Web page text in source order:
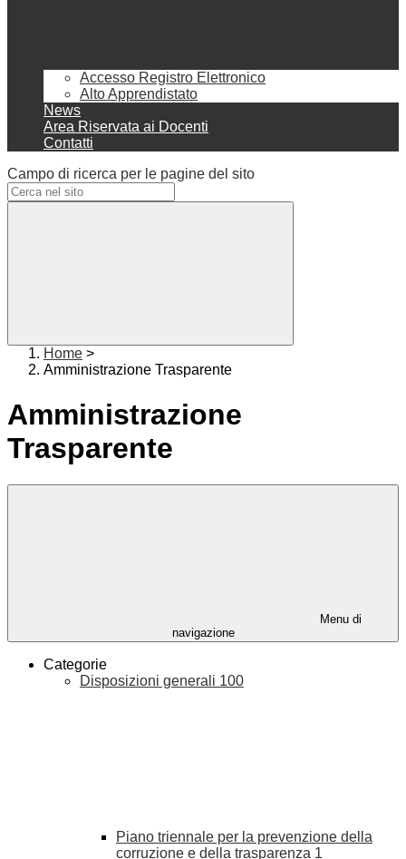
Accesso Registro Elettronico
Alto Apprendistato
News
Area Riservata ai Docenti
Contatti
Campo di ricerca per le pagine del sito
Home >
Amministrazione Trasparente
Amministrazione
Trasparente
Menu di
navigazione
Categorie
Disposizioni generali 100
Piano triennale per la prevenzione della
corruzione e della trasparenza 1